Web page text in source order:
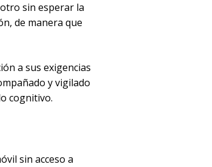
sin esperar la
de manera que
a sus exigencias
y vigilado
cognitivo.
sin acceso a